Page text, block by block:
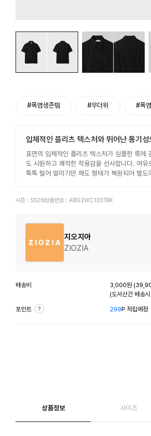
#폭염생존템 #무더위 #폭염
입체적인 플리츠 텍스처와 뛰어난 통기
표면의 입체적인 플리츠 텍스처가 심플한 룩에
도 시원하고 쾌적한 착용감을 선사합니다. 여
툭툭 털어 말리기만 해도 형태가 복원되어 별
시즌 : SS26 상품번호 : ABG2WC1201BK
지오지아
ZIOZIA
배송비
3,000원
(도서산간 배송
포인트 299P 적립예정
상품정보 사이즈